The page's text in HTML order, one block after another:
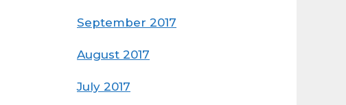
September 2017
August 2017
July 2017